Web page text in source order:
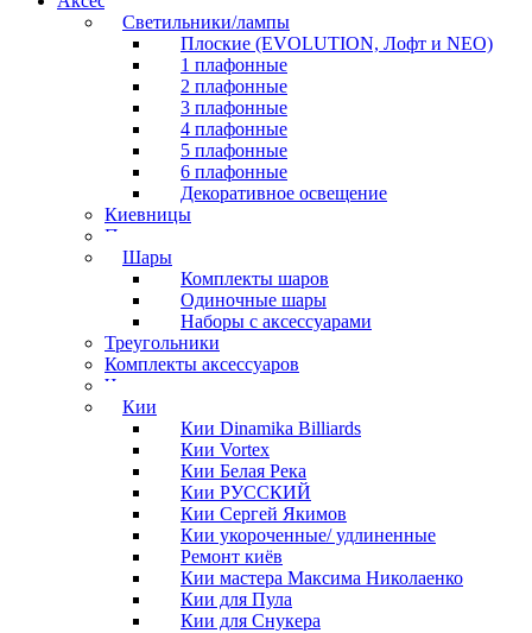
Светильники/лампы
Плоские (EVOLUTION, Лофт и NEO)
1 плафонные
2 плафонные
3 плафонные
4 плафонные
5 плафонные
6 плафонные
Декоративное освещение
Киевницы
Полочки
Шары
Комплекты шаров
Одиночные шары
Наборы с аксессуарами
Треугольники
Комплекты аксессуаров
Часы
Кии
Кии Dinamika Billiards
Кии Vortex
Кии Белая Река
Кии РУССКИЙ
Кии Сергей Якимов
Кии укороченные/ удлиненные
Ремонт киёв
Кии мастера Максима Николаенко
Кии для Пула
Кии для Снукера